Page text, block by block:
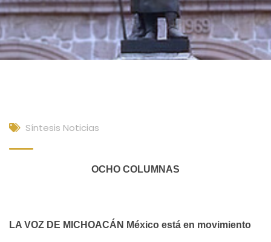
Síntesis Noticias
OCHO COLUMNAS
LA VOZ DE MICHOACÁN México está en movimiento